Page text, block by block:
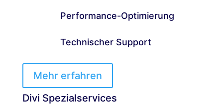
Performance-Optimierung
Technischer Support
Mehr erfahren
Divi Spezialservices